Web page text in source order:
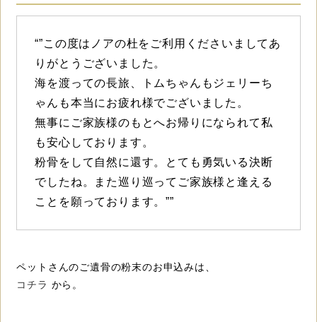
“”この度はノアの杜をご利用くださいましてあ
りがとうございました。
海を渡っての長旅、トムちゃんもジェリーち
ゃんも本当にお疲れ様でございました。
無事にご家族様のもとへお帰りになられて私
も安心しております。
粉骨をして自然に還す。とても勇気いる決断
でしたね。また巡り巡ってご家族様と逢える
ことを願っております。””
ペットさんのご遺骨の粉末のお申込みは、
コチラ から。